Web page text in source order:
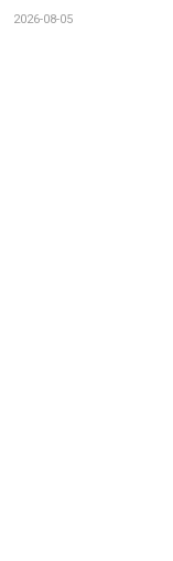
2026-08-05